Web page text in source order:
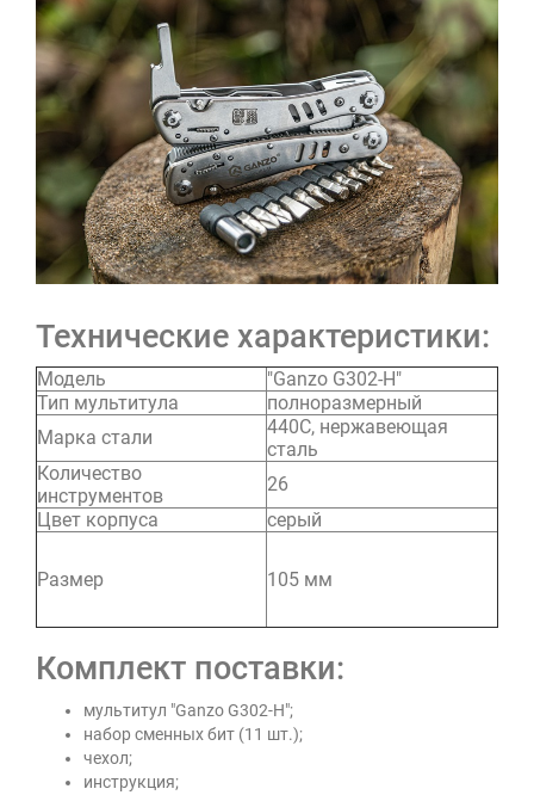
Технические характеристики:
Модель
"Ganzo G302-Н"
Тип мультитула
полноразмерный
Марка стали
440С, нержавеющая
сталь
Количество
инструментов
26
Цвет корпуса
серый
Размер 105 мм
Комплект поставки:
мультитул "Ganzo G302-Н";
набор сменных бит (11 шт.);
чехол;
инструкция;